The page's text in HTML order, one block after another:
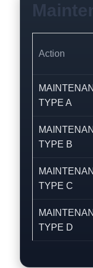
Action
TYPE A
TYPE B
TYPE C
TYPE D